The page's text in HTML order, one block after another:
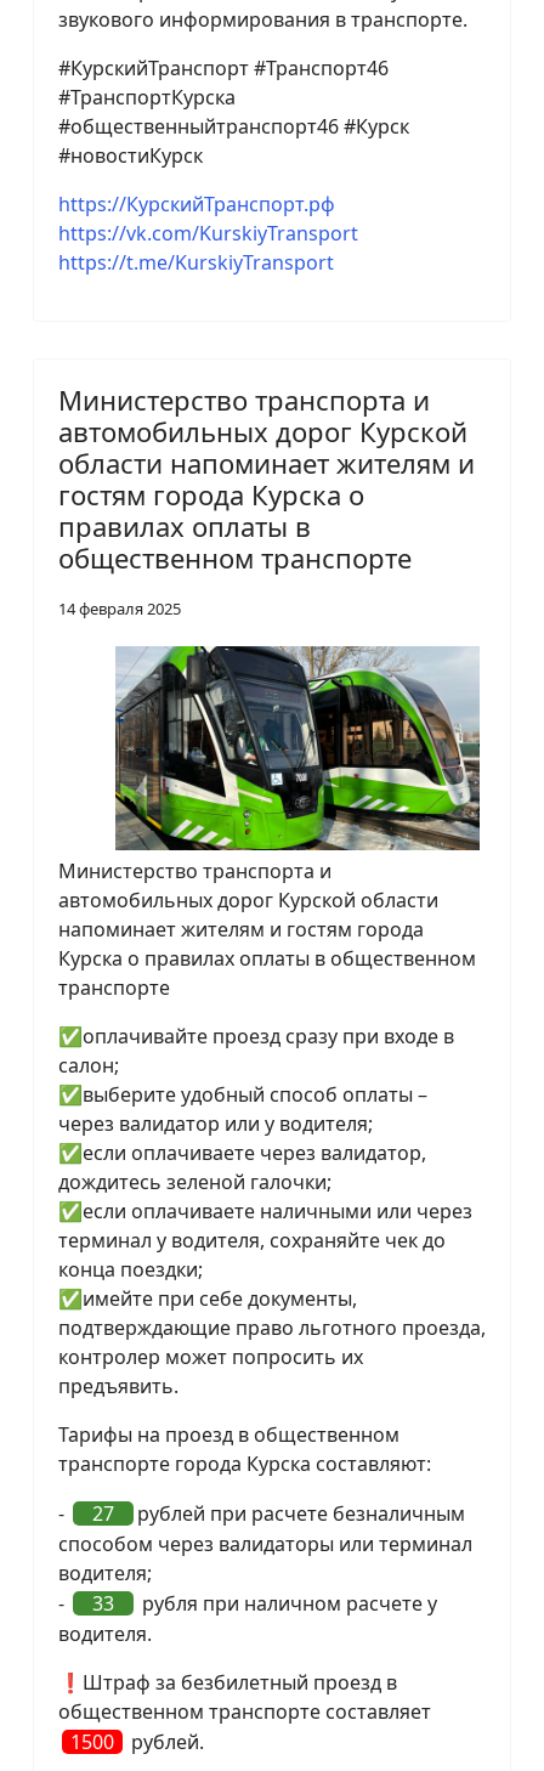
звукового информирования в транспорте.
#КурскийТранспорт #Транспорт46
#ТранспортКурска
#общественныйтранспорт46 #Курск
#новостиКурск
https://КурскийТранспорт.рф
https://vk.com/KurskiyTransport
https://t.me/KurskiyTransport
Министерство транспорта и
автомобильных дорог Курской
области напоминает жителям и
гостям города Курска о
правилах оплаты в
общественном транспорте
14 февраля 2025
Министерство транспорта и
автомобильных дорог Курской области
напоминает жителям и гостям города
Курска о правилах оплаты в общественном
транспорте
✅оплачивайте проезд сразу при входе в
салон;
✅выберите удобный способ оплаты –
через валидатор или у водителя;
✅если оплачиваете через валидатор,
дождитесь зеленой галочки;
✅если оплачиваете наличными или через
терминал у водителя, сохраняйте чек до
конца поездки;
✅имейте при себе документы,
подтверждающие право льготного проезда,
контролер может попросить их
предъявить.
Тарифы на проезд в общественном
транспорте города Курска составляют:
-
27
рублей при расчете безналичным
способом через валидаторы или терминал
водителя;
-
33
рубля при наличном расчете у
водителя.
❗Штраф за безбилетный проезд в
общественном транспорте составляет
1500
рублей.